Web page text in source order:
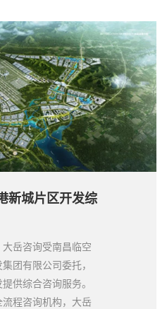
新城片区开发综
大岳咨询受南昌临空
团有限公司委托，
供综合咨询服务。
程咨询机构，大岳